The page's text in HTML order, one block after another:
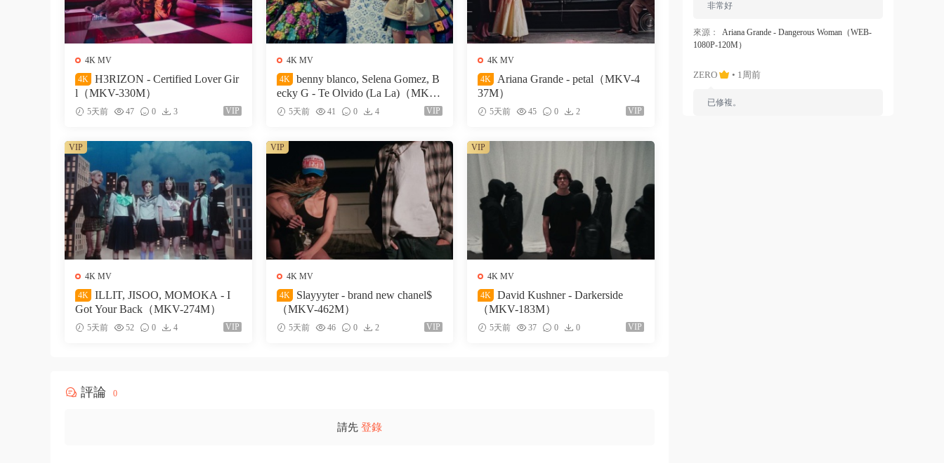
4K MV
4K
H3RIZON - Certified Lover Gir
l（MKV-330M）
5天前 47 0 3 VIP
4K MV
4K
benny blanco, Selena Gomez, B
ecky G - Te Olvido (La La)（MKV-
327M）
5天前 41 0 4 VIP
4K MV
4K
Ariana Grande - petal（MKV-4
37M）
5天前 45 0 2 VIP
4K MV
4K
ILLIT, JISOO, MOMOKA - I
Got Your Back（MKV-274M）
5天前 52 0 4 VIP
VIP
4K MV
4K
Slayyyter - brand new chanel$
（MKV-462M）
5天前 46 0 2 VIP
VIP
4K MV
4K
David Kushner - Darkerside
（MKV-183M）
5天前 37 0 0 VIP
VIP
評論 0
請先 登錄
非常好
來源：
Ariana Grande - Dangerous Woman（WEB-
1080P-120M）
ZERO • 1周前
已修複。